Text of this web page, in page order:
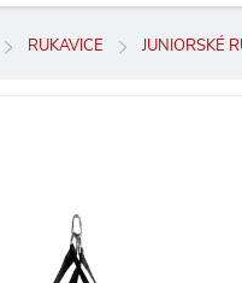
RUKAVICE JUNIORSKÉ